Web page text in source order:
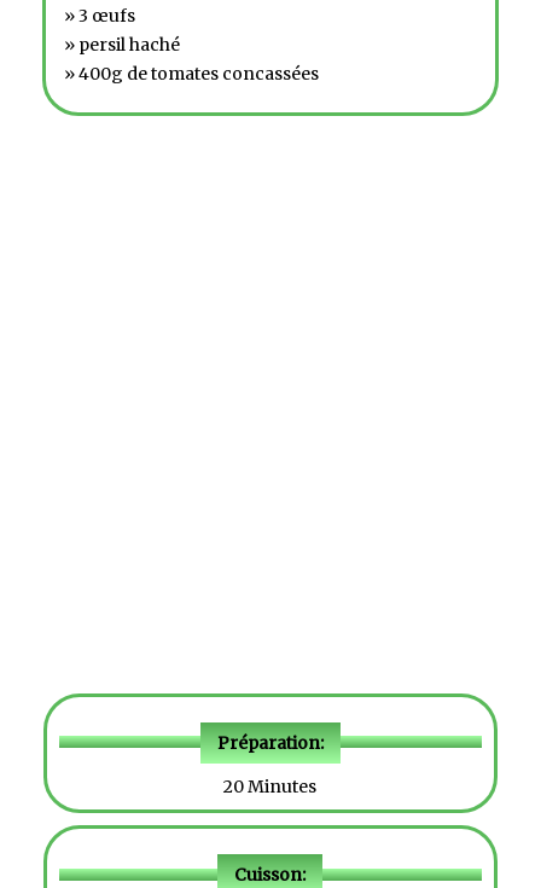
» 3 œufs
» persil haché
» 400g de tomates concassées
Préparation:
20 Minutes
Cuisson: